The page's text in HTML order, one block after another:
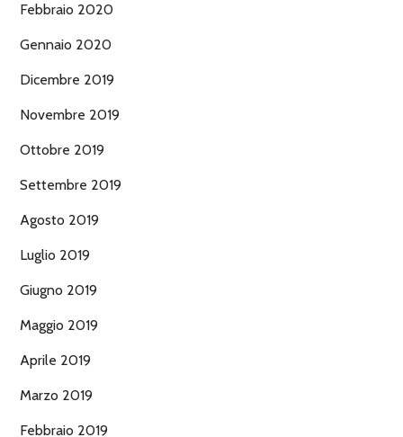
Febbraio 2020
Gennaio 2020
Dicembre 2019
Novembre 2019
Ottobre 2019
Settembre 2019
Agosto 2019
Luglio 2019
Giugno 2019
Maggio 2019
Aprile 2019
Marzo 2019
Febbraio 2019